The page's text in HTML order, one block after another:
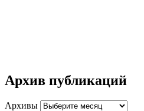
Архив публикаций
Архивы